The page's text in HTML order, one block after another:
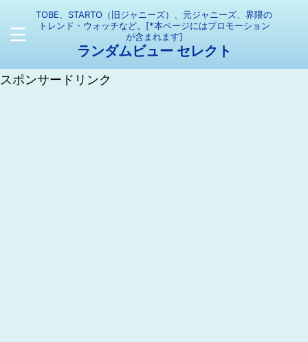
TOBE、STARTO（旧ジャニーズ）、元ジャニーズ、界隈の
トレンド・ウォッチなど。[*本ページにはプロモーション
が含まれます]
ランダムビュー セレクト
スポンサードリンク